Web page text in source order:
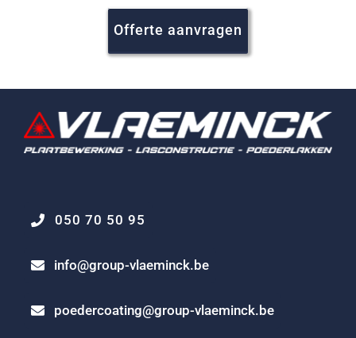
Offerte aanvragen
050 70 50 95
info@group-vlaeminck.be
poedercoating@group-vlaeminck.be